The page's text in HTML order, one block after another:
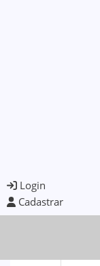
Login
Cadastrar